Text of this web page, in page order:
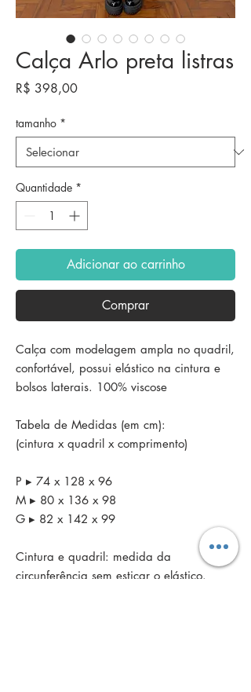
Calça Arlo preta listras
R$ 398,00Preço
tamanho *
Quantidade *
Adicionar ao carrinho
Comprar
Calça com modelagem ampla no quadril,
confortável, possui elástico na cintura e
bolsos laterais. 100% viscose
Tabela de Medidas (em cm):
(cintura x quadril x comprimento)
P ▸ 74 x 128 x 96
M ▸ 80 x 136 x 98
G ▸ 82 x 142 x 99
Cintura e quadril: medida da
circunferência sem esticar o elástico.